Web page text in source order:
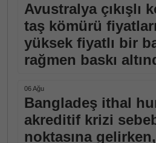
Avustralya çıkışlı
taş kömürü
yüksek fiyatlı bir
rağmen baskı
06 Ağu
Bangladeş ithal
akreditif krizi
noktasına